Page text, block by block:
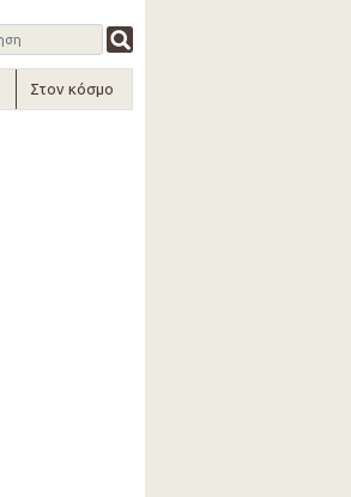
Στον κόσμο